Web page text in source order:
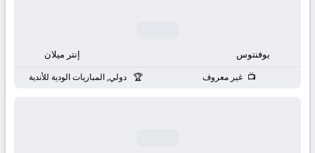
مباريات
يوفنتوس إنتر ميلان
غير معروف دولي, المباريات الودية للأندية